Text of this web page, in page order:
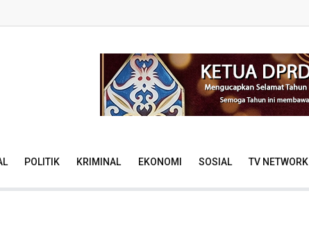
POLITIK KRIMINAL EKONOMI SOSIAL TV NETWORK